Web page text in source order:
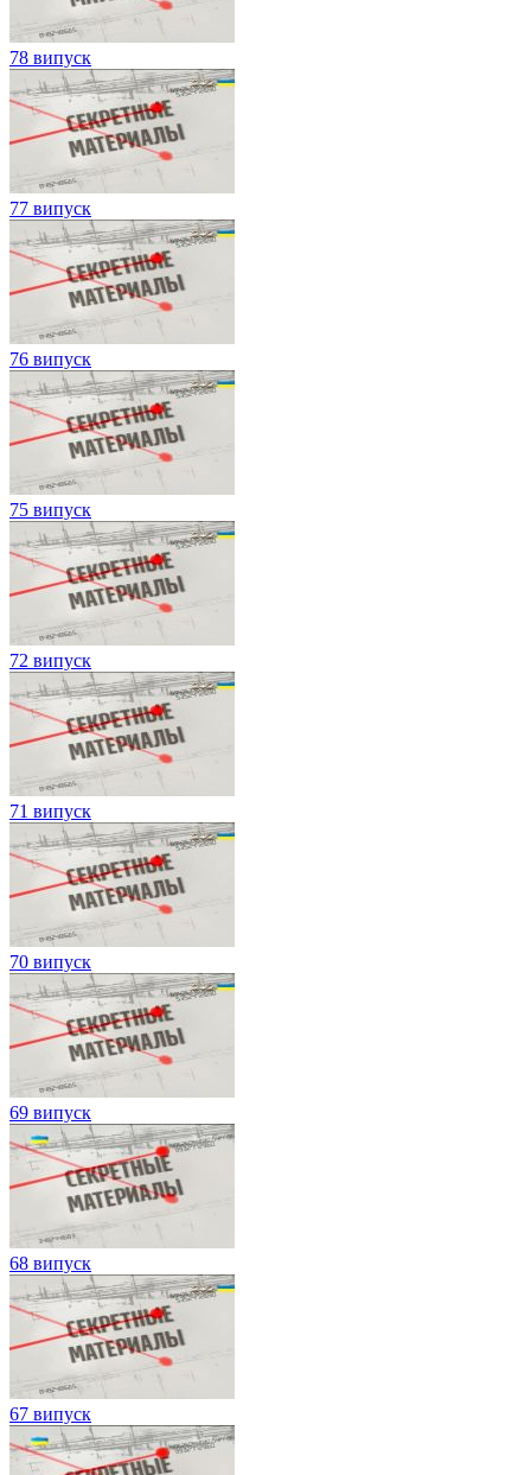
78 випуск
77 випуск
76 випуск
75 випуск
72 випуск
71 випуск
70 випуск
69 випуск
68 випуск
67 випуск